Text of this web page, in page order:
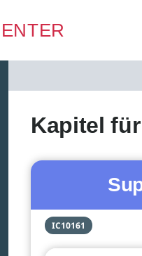
Kapitel
IC10161